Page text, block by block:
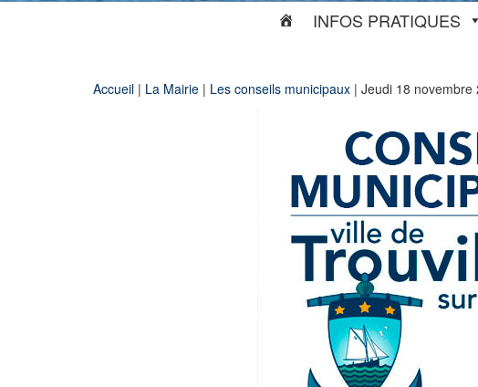
INFOS PRATIQUES
Accueil | La Mairie | Les conseils municipaux | Jeudi 18 novembre